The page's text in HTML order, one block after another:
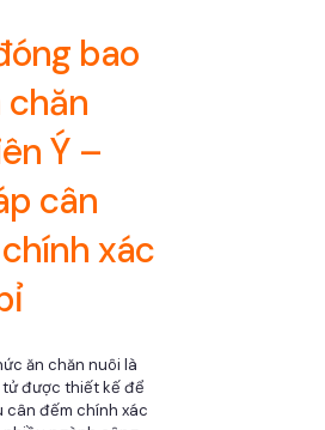
bao
Ý –
cân
xác
ăn chăn nuôi là
được thiết kế để
cân đếm chính xác